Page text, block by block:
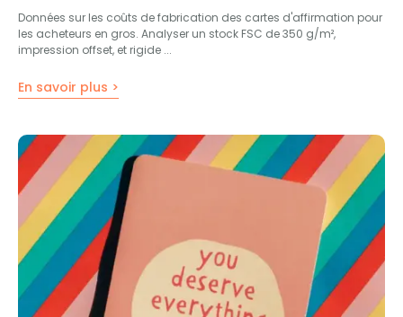
Données sur les coûts de fabrication des cartes d'affirmation pour
les acheteurs en gros. Analyser un stock FSC de 350 g/m²,
impression offset, et rigide ...
En savoir plus >